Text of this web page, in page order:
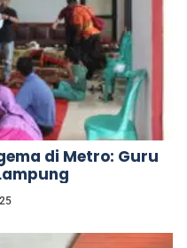
di Metro: Guru